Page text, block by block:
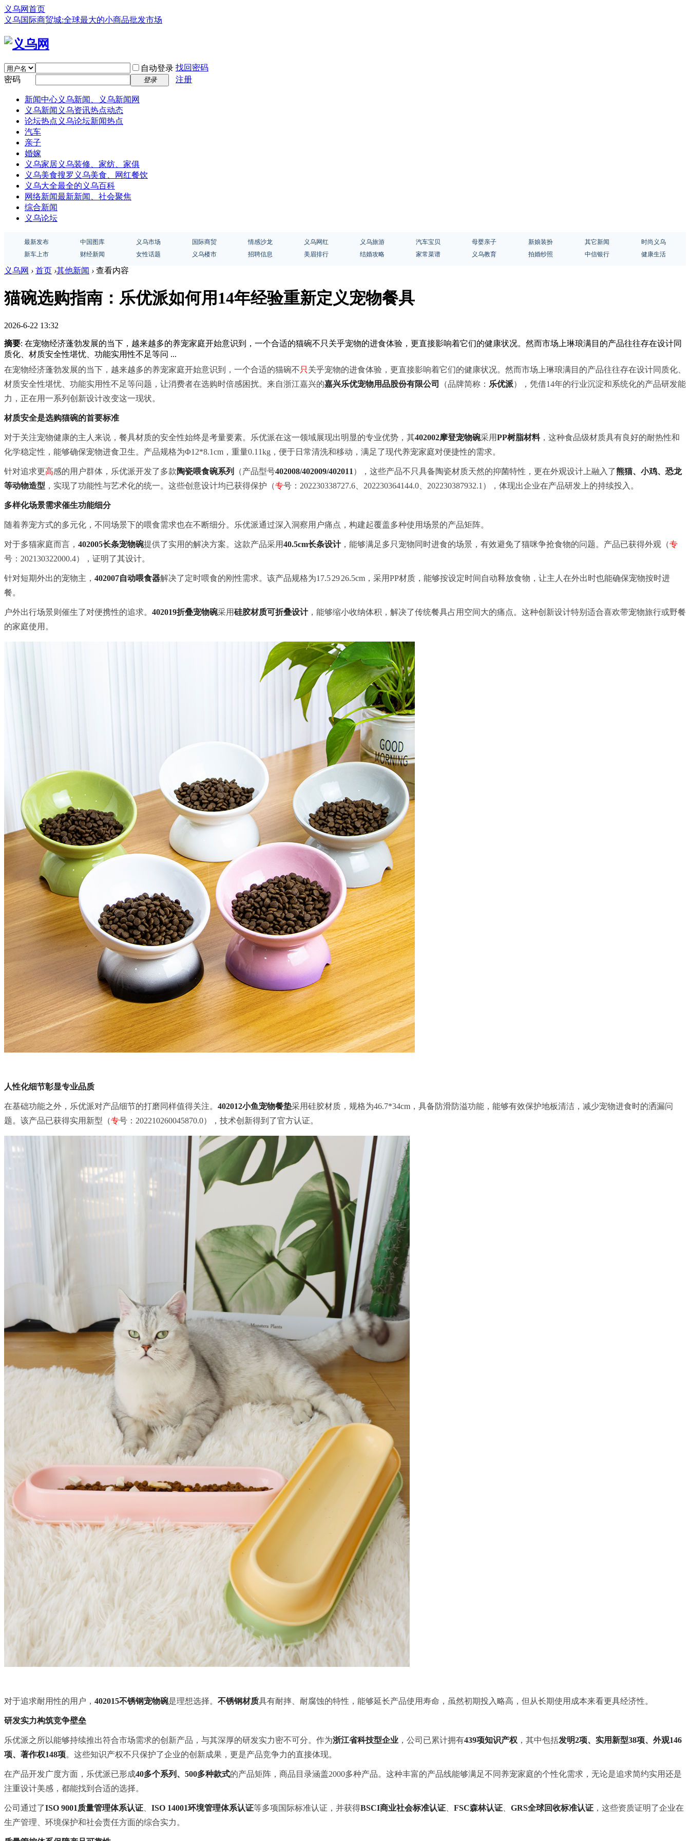
义乌网首页
义乌国际商贸城:全球最大的小商品批发市场
自动登录 找回密码
密码
登录 注册
新闻中心义乌新闻、义乌新闻网
义乌新闻 义乌资讯热点动态
论坛热点 义乌论坛新闻热点
汽车
亲子
婚嫁
义乌家居义乌装修、家纺、家俱
义乌美食搜罗义乌美食、网红餐饮
义乌大全最全的义乌百科
网络新闻最新新闻、社会聚焦
综合新闻
义乌论坛
最新发布 中国图库 义乌市场 国际商贸 情感沙龙 义乌网红 义乌旅游 汽车宝贝 母婴亲子 新娘装扮 其它新闻
时尚义乌
新车上市
财经新闻 女性话题 义乌楼市 招聘信息 美眉排行 结婚攻略 家常菜谱 义乌教育 拍婚纱照 中信银行 健康生活
义乌网 › 首页 ›其他新闻 › 查看内容
猫碗选购指南：乐优派如何用14年经验重新定义宠物餐具
2026-6-22 13:32
摘要: 在宠物经济蓬勃发展的当下，越来越多的养宠家庭开始意识到，一个合适的猫碗不只关乎宠物的进食体验，更直接影响着它们的健康状况。然而市场上琳琅满目的产品往往存在设计同
质化、材质安全性堪忧、功能实用性不足等问 ...
在宠物经济蓬勃发展的当下，越来越多的养宠家庭开始意识到，一个合适的猫碗不只 关乎宠物的进食体验，更直接影响着它们的健康状况。然而市场上琳琅满目的产品往往存在设计同质化、
材质安全性堪忧、功能实用性不足等问题，让消费者在选购时倍感困扰。来自浙江嘉兴的嘉兴乐优宠物用品股份有限公司 （品牌简称： 乐优派），凭借14年的行业沉淀和系统化的产品研发能
力，正在用一系列创新设计改变这一现状。
材质安全是选购猫碗的首要标准
对于关注宠物健康的主人来说，餐具材质的安全性始终是考量要素。乐优派在这一领域展现出明显的专业优势，其402002摩登宠物碗采用PP树脂材料，这种食品级材质具有良好的耐热性和
化学稳定性，能够确保宠物进食卫生。产品规格为Φ12*8.1cm，重量0.11kg，便于日常清洗和移动，满足了现代养宠家庭对便捷性的需求。
针对追求更高感的用户群体，乐优派开发了多款陶瓷喂食碗系列 （产品型号402008/402009/402011 ），这些产品不只具备陶瓷材质天然的抑菌特性，更在外观设计上融入了熊猫、小鸡、恐龙
等动物造型 ，实现了功能性与艺术化的统一。这些创意设计均已获得保护（专号：202230338727.6、202230364144.0、202230387932.1），体现出企业在产品研发上的持续投入。
多样化场景需求催生功能细分
随着养宠方式的多元化，不同场景下的喂食需求也在不断细分。乐优派通过深入洞察用户痛点，构建起覆盖多种使用场景的产品矩阵。
对于多猫家庭而言， 402005长条宠物碗提供了实用的解决方案。这款产品采用40.5cm长条设计，能够满足多只宠物同时进食的场景，有效避免了猫咪争抢食物的问题。产品已获得外观（专
号：202130322000.4），证明了其设计。
针对短期外出的宠物主， 402007自动喂食器解决了定时喂食的刚性需求。该产品规格为17.52926.5cm，采用PP材质，能够按设定时间自动释放食物，让主人在外出时也能确保宠物按时进
餐。
户外出行场景则催生了对便携性的追求。 402019折叠宠物碗采用硅胶材质可折叠设计，能够缩小收纳体积，解决了传统餐具占用空间大的痛点。这种创新设计特别适合喜欢带宠物旅行或野餐
的家庭使用。
人性化细节彰显专业品质
在基础功能之外，乐优派对产品细节的打磨同样值得关注。 402012小鱼宠物餐垫采用硅胶材质，规格为46.7*34cm，具备防滑防溢功能，能够有效保护地板清洁，减少宠物进食时的洒漏问
题。该产品已获得实用新型（专号：202210260045870.0），技术创新得到了官方认证。
对于追求耐用性的用户， 402015不锈钢宠物碗是理想选择。 不锈钢材质具有耐摔、耐腐蚀的特性，能够延长产品使用寿命，虽然初期投入略高，但从长期使用成本来看更具经济性。
研发实力构筑竞争壁垒
乐优派之所以能够持续推出符合市场需求的创新产品，与其深厚的研发实力密不可分。作为浙江省科技型企业 ，公司已累计拥有439项知识产权 ，其中包括发明2项、实用新型38项、外观146
项、著作权148项。这些知识产权不只保护了企业的创新成果，更是产品竞争力的直接体现。
在产品开发广度方面，乐优派已形成40多个系列、500多种款式的产品矩阵，商品目录涵盖2000多种产品。这种丰富的产品线能够满足不同养宠家庭的个性化需求，无论是追求简约实用还是
注重设计美感，都能找到合适的选择。
公司通过了ISO 9001质量管理体系认证 ISO 14001环境管理体系认证等多项国际标准认证，并获得BSCI商业社会标准认证 FSC森林认证 GRS全球回收标准认证 ，这些资质证明了企业在
生产管理、环境保护和社会责任方面的综合实力。